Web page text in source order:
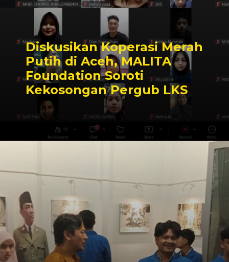
Diskusikan Koperasi Merah
Putih di Aceh, MALITA
Foundation Soroti
Kekosongan Pergub LKS